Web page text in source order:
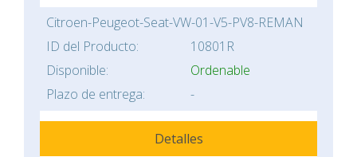
Citroen-Peugeot-Seat-VW-01-V5-PV8-REMAN
ID del Producto:
10801R
Disponible:
Ordenable
Plazo de entrega:
-
Detalles